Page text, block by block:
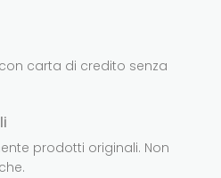
carta di credito senza
prodotti originali. Non